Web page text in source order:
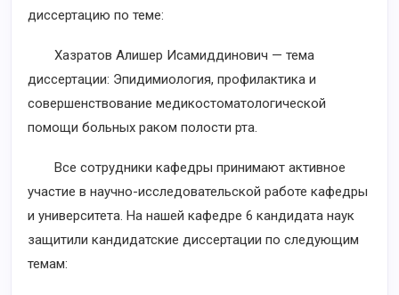
диссертацию по теме:
Хазратов Алишер Исамиддинович — тема
диссертации: Эпидимиология, профилактика и
совершенствование медикостоматологической
помощи больных раком полости рта.
Все сотрудники кафедры принимают активное
участие в научно-исследовательской работе кафедры
и университета. На нашей кафедре 6 кандидата наук
защитили кандидатские диссертации по следующим
темам: